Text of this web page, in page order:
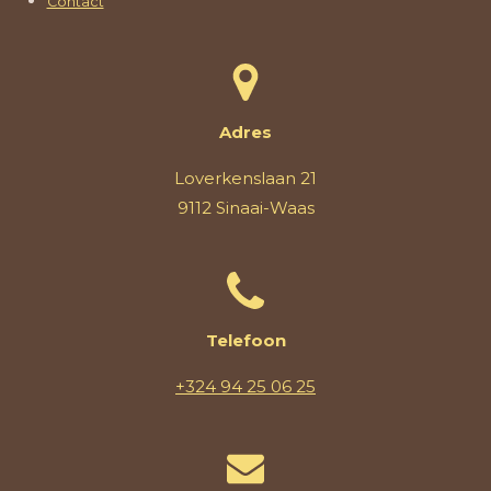
Adres
Loverkenslaan 21
9112 Sinaai-Waas
Telefoon
+324 94 25 06 25